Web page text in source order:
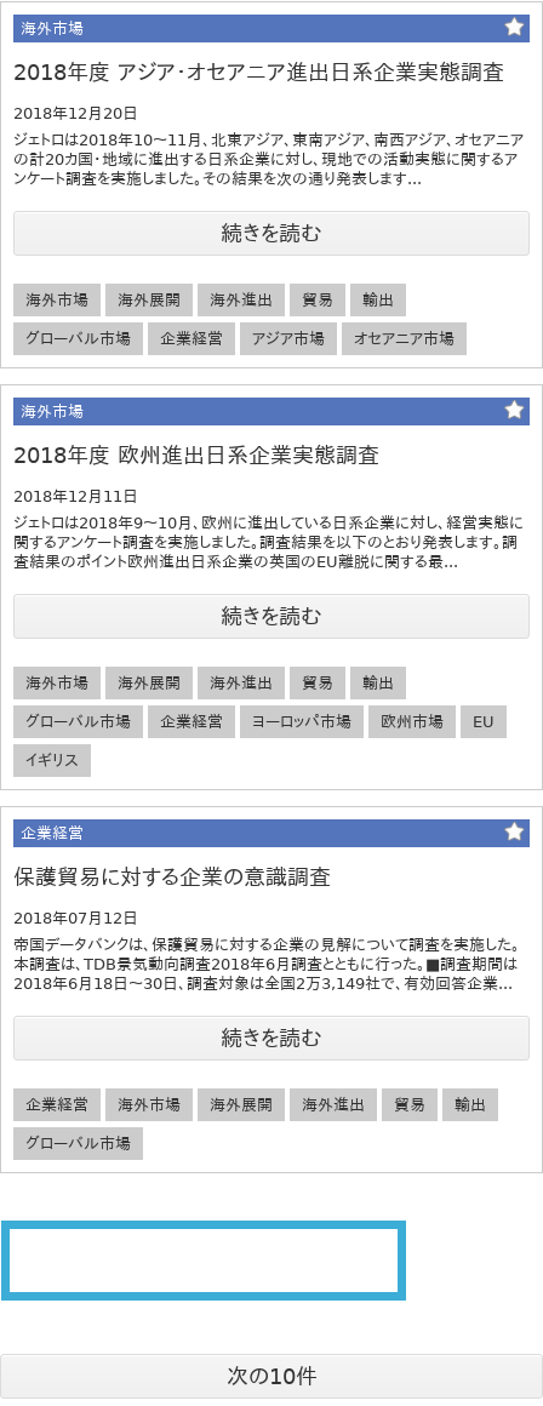
海外市場
2018年度 アジア・オセアニア進出日系企業実態調査
2018年12月20日
ジェトロは2018年10～11月、北東アジア、東南アジア、南西アジア、オセアニア
の計20カ国・地域に進出する日系企業に対し、現地での活動実態に関するア
ンケート調査を実施しました。その結果を次の通り発表します...
続きを読む
海外市場 海外展開 海外進出 貿易 輸出
グローバル市場 企業経営 アジア市場 オセアニア市場
海外市場
2018年度 欧州進出日系企業実態調査
2018年12月11日
ジェトロは2018年9～10月、欧州に進出している日系企業に対し、経営実態に
関するアンケート調査を実施しました。調査結果を以下のとおり発表します。調
査結果のポイント欧州進出日系企業の英国のEU離脱に関する最...
続きを読む
海外市場 海外展開 海外進出 貿易 輸出
グローバル市場 企業経営 ヨーロッパ市場 欧州市場 EU
イギリス
企業経営
保護貿易に対する企業の意識調査
2018年07月12日
帝国データバンクは、保護貿易に対する企業の見解について調査を実施した。
本調査は、TDB景気動向調査2018年6月調査とともに行った。■調査期間は
2018年6月18日～30日、調査対象は全国2万3,149社で、有効回答企業...
続きを読む
企業経営 海外市場 海外展開 海外進出 貿易 輸出
グローバル市場
次の10件